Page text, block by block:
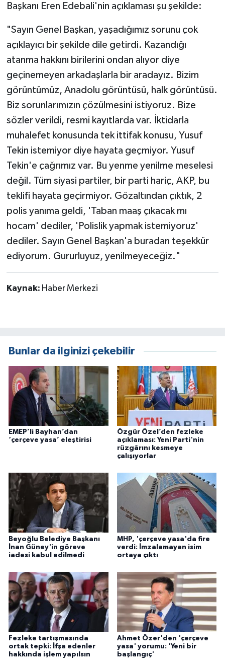
Başkanı Eren Edebali'nin açıklaması şu şekilde:
"Sayın Genel Başkan, yaşadığımız sorunu çok
açıklayıcı bir şekilde dile getirdi. Kazandığı
atanma hakkını birilerini ondan alıyor diye
geçinemeyen arkadaşlarla bir aradayız. Bizim
görüntümüz, Anadolu görüntüsü, halk görüntüsü.
Biz sorunlarımızın çözülmesini istiyoruz. Bize
sözler verildi, resmi kayıtlarda var. İktidarla
muhalefet konusunda tek ittifak konusu, Yusuf
Tekin istemiyor diye hayata geçmiyor. Yusuf
Tekin'e çağrımız var. Bu yenme yenilme meselesi
değil. Tüm siyasi partiler, bir parti hariç, AKP, bu
teklifi hayata geçirmiyor. Gözaltından çıktık, 2
polis yanıma geldi, 'Taban maaş çıkacak mı
hocam' dediler, 'Polislik yapmak istemiyoruz'
dediler. Sayın Genel Başkan'a buradan teşekkür
ediyorum. Gururluyuz, yenilmeyeceğiz."
Kaynak: Haber Merkezi
Bunlar da ilginizi çekebilir
EMEP’li Bayhan’dan
‘çerçeve yasa’ eleştirisi
Özgür Özel’den fezleke
açıklaması: Yeni Parti'nin
rüzgârını kesmeye
çalışıyorlar
Beyoğlu Belediye Başkanı
İnan Güney'in göreve
iadesi kabul edilmedi
MHP, 'çerçeve yasa'da fire
verdi: İmzalamayan isim
ortaya çıktı
Fezleke tartışmasında
ortak tepki: İfşa edenler
hakkında işlem yapılsın
Ahmet Özer'den 'çerçeve
yasa' yorumu: 'Yeni bir
başlangıç'